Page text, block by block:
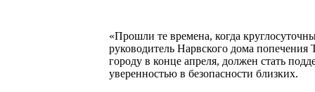
«Прошли те времена, когда
руководитель Нарвского дома
городу в конце апреля, должен стать
уверенностью в безопасности близких.